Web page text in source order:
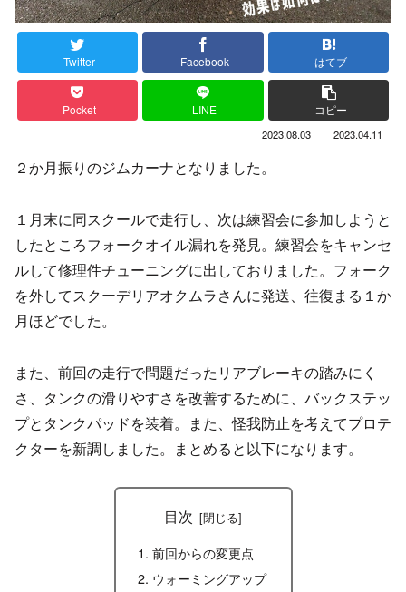
Twitter Facebook はてブ
Pocket LINE コピー
2023.08.03 2023.04.11
２か月振りのジムカーナとなりました。
１月末に同スクールで走行し、次は練習会に参加しようと
したところフォークオイル漏れを発見。練習会をキャンセ
ルして修理件チューニングに出しておりました。フォーク
を外してスクーデリアオクムラさんに発送、往復まる１か
月ほどでした。
また、前回の走行で問題だったリアブレーキの踏みにく
さ、タンクの滑りやすさを改善するために、バックステッ
プとタンクパッドを装着。また、怪我防止を考えてプロテ
クターを新調しました。まとめると以下になります。
目次
前回からの変更点
ウォーミングアップ